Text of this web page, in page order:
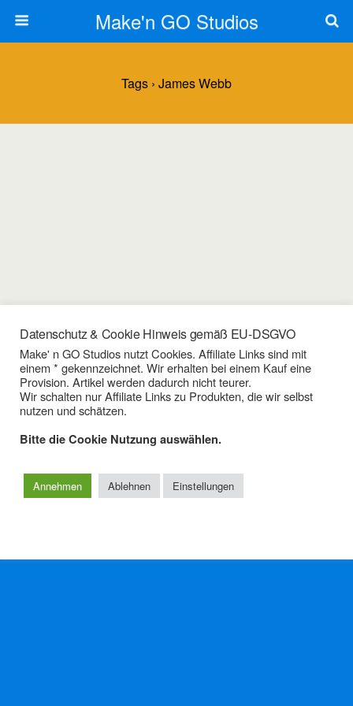
Make'n GO Studios
Tags › James Webb
05/01/2022
Das James Webb Space
Telescope der NASA
Zum Seitenanfang
Datenschutz & Cookie Hinweis gemäß EU-DSGVO
Make' n GO Studios nutzt Cookies. Affiliate Links sind mit
einem * gekennzeichnet. Wir erhalten bei einem Kauf eine
Provision. Artikel werden dadurch nicht teurer.
Wir schalten nur Affiliate Links zu Produkten, die wir selbst
nutzen und schätzen.
Bitte die Cookie Nutzung auswählen.
Annehmen Ablehnen Einstellungen